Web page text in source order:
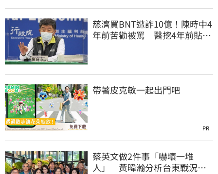
慈濟買BNT遭詐10億！陳時中4
年前苦勸被罵 醫挖4年前貼
帶著皮克敏一起出門吧
PR
蔡英文做2件事「嚇壞一堆
人」 黃暐瀚分析台東戰況：